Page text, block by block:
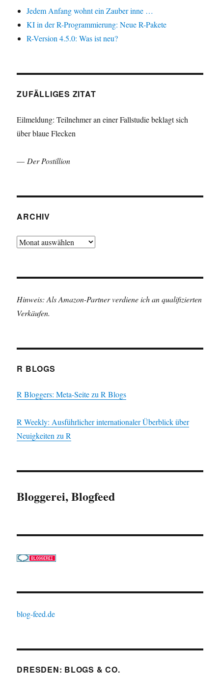
Jedem Anfang wohnt ein Zauber inne …
KI in der R-Programmierung: Neue R-Pakete
R-Version 4.5.0: Was ist neu?
ZUFÄLLIGES ZITAT
Eilmeldung: Teilnehmer an einer Fallstudie beklagt sich
über blaue Flecken
—Der Postillion
ARCHIV
Archiv
Hinweis: Als Amazon-Partner verdiene ich an qualifizierten
Verkäufen.
R BLOGS
R Bloggers: Meta-Seite zu R Blogs
R Weekly: Ausführlicher internationaler Überblick über
Neuigkeiten zu R
Bloggerei, Blogfeed
blog-feed.de
DRESDEN: BLOGS & CO.